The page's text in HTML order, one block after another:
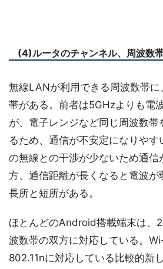
(4)ルータのチャンネル、周波数
無線LANが利用できる周波数帯
帯がある。前者は5GHzよりも電
が、電子レンジなど同じ周波数帯
るため、通信が不安定になりや
の無線との干渉が少ないため通信
方、通信距離が長くなると電波が
長所と短所がある。
ほとんどのAndroid搭載端末は、
波数帯の双方に対応している。
802.11nに対応している比較的新